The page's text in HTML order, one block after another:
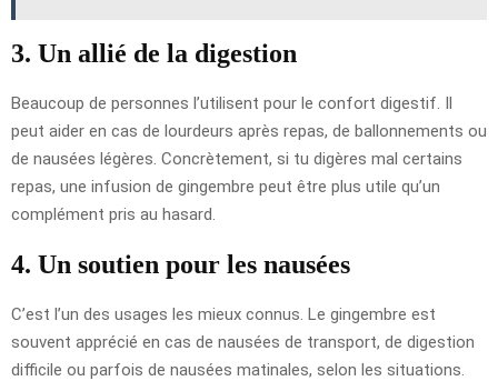
3. Un allié de la digestion
Beaucoup de personnes l’utilisent pour le confort digestif. Il
peut aider en cas de lourdeurs après repas, de ballonnements ou
de nausées légères. Concrètement, si tu digères mal certains
repas, une infusion de gingembre peut être plus utile qu’un
complément pris au hasard.
4. Un soutien pour les nausées
C’est l’un des usages les mieux connus. Le gingembre est
souvent apprécié en cas de nausées de transport, de digestion
difficile ou parfois de nausées matinales, selon les situations.